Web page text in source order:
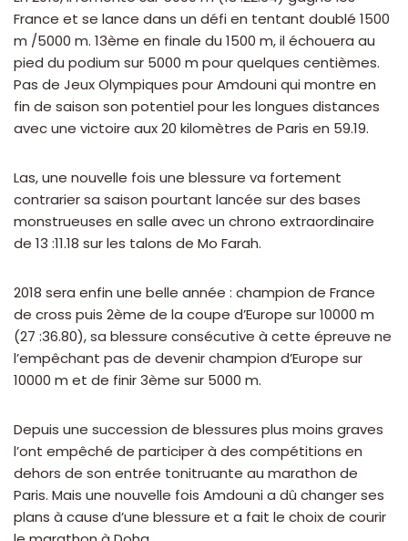
France et se lance dans un défi en tentant doublé 1500
m /5000 m. 13ème en finale du 1500 m, il échouera au
pied du podium sur 5000 m pour quelques centièmes.
Pas de Jeux Olympiques pour Amdouni qui montre en
fin de saison son potentiel pour les longues distances
avec une victoire aux 20 kilomètres de Paris en 59.19.
Las, une nouvelle fois une blessure va fortement
contrarier sa saison pourtant lancée sur des bases
monstrueuses en salle avec un chrono extraordinaire
de 13 :11.18 sur les talons de Mo Farah.
2018 sera enfin une belle année : champion de France
de cross puis 2ème de la coupe d’Europe sur 10000 m
(27 :36.80), sa blessure consécutive à cette épreuve ne
l’empêchant pas de devenir champion d’Europe sur
10000 m et de finir 3ème sur 5000 m.
Depuis une succession de blessures plus moins graves
l’ont empêché de participer à des compétitions en
dehors de son entrée tonitruante au marathon de
Paris. Mais une nouvelle fois Amdouni a dû changer ses
plans à cause d’une blessure et a fait le choix de courir